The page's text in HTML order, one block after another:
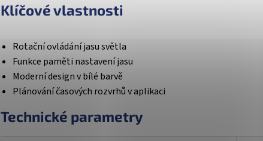
Klíčové vlastnosti
Rotační ovládání jasu světla
Funkce paměti nastavení jasu
Moderní design v bílé barvě
Plánování časových rozvrhů v aplikaci
Technické parametry